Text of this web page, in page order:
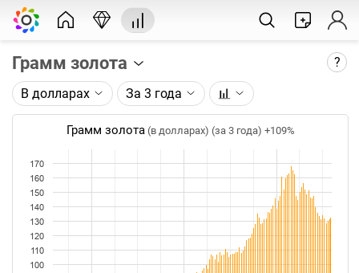
Грамм золота ?
Описание графика:
Цена фьючерса на золото, торгуемого на ICE.
Каждая точка на графике - цена закрытия дня,
недели или месяца. Оптимальный таймфрейм
(день, неделя, месяц) подбирается автоматически
при изменении глубины графика.
Данные добавляются ежедневно.
В долларах За 3 года
Грамм золота (в долларах) (за 3 года) +109%
100
110
120
130
140
150
160
170